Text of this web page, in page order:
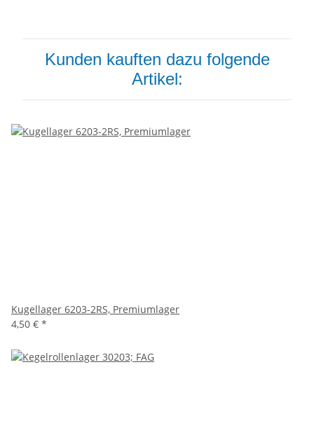
Kunden kauften dazu folgende
Artikel:
Kugellager 6203-2RS, Premiumlager
4,50 € *